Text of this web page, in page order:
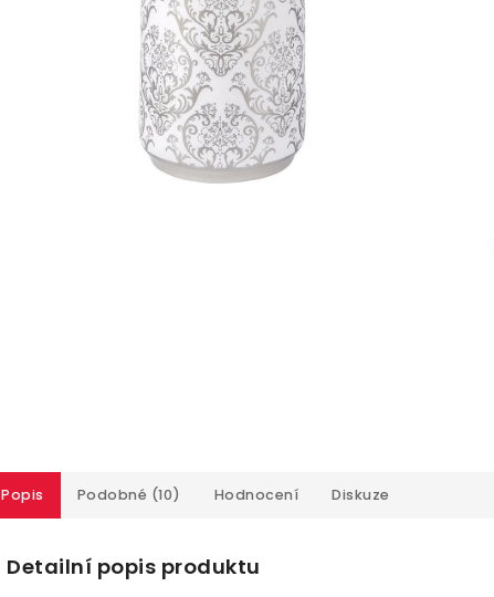
Popis Podobné (10) Hodnocení Diskuze
Detailní popis produktu